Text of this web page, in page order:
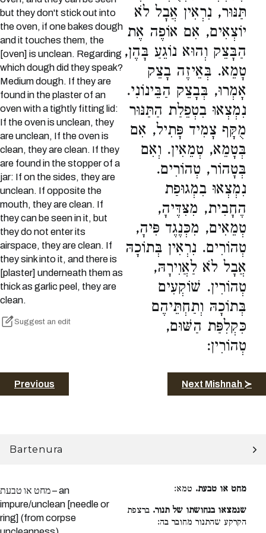
but they don't stick out into
the oven, if one bakes dough
and it touches them, the
[oven] is unclean. Regarding
which dough did they speak?
Medium dough. If they are
found in the plaster of an
oven with a tightly fitting lid:
If the oven is unclean, they
are unclean, If the oven is
clean, they are clean. If they
are found in the stopper of a
jar: If on the sides, they are
unclean. If opposite the
mouth, they are clean. If
they can be seen in it, but
they do not enter its
airspace, they are clean. If
they sink into it, and there is
[plaster] underneath them as
thick as garlic peel, they are
clean.
Suggest an edit
תַּנּוּר, נִרְאִין אֲבָל לֹא
יוֹצְאִים, אִם אוֹפֶה אֶת
הַבָּצֵק וְהוּא נוֹגֵעַ בָּהֶן,
טָמֵא. בְּאֵיזֶה בָצֵק
אָמְרוּ, בְּבָצֵק הַבֵּינוֹנִי.
נִמְצְאוּ בִטְפֵלַת הַתַּנּוּר
מֻקָּף צָמִיד פָּתִיל, אִם
בְּטָמֵא, טְמֵאִין. וְאִם
בְּטָהוֹר, טְהוֹרִים.
נִמְצְאוּ בִמְגוּפַת
הֶחָבִית, מִצִּדֶּיהָ,
טְמֵאִים, מִכְּנֶגֶד פִּיהָ,
טְהוֹרִים. נִרְאִין בְּתוֹכָהּ
אֲבָל לֹא לַאֲוִירָהּ,
טְהוֹרִין. שׁוֹקְעִים
בְּתוֹכָהּ וְתַחְתֵּיהֶם
כִּקְלִפַּת הַשּׁוּם,
טְהוֹרִין:
Previous Next Mishnah ≻
Bartenura
מחט או טבעת – an
impure/unclean [needle or
ring] (from corpse
מחט או טבעת. טמא:
שנמצאו בנחושתו של תנור. ברצפת
הקרקע שהתנור מחובר בה: